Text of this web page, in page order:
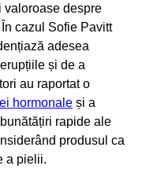
valoroase despre
cazul Sofie Pavitt
adesea
și de a
au raportat o
hormonale și a
rapide ale
produsul ca
a pielii.